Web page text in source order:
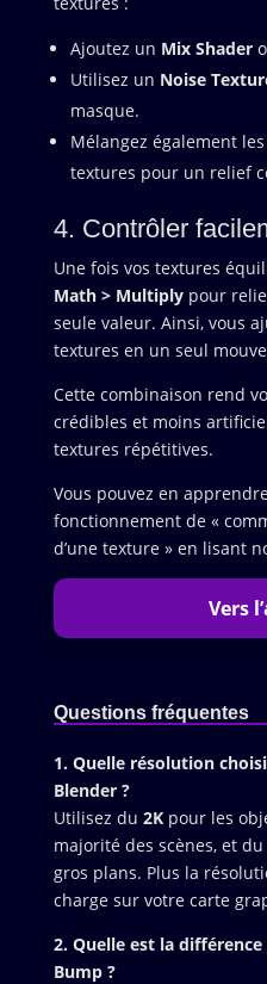
Ajoutez un Mix Shader
Utilisez un Noise
masque.
Mélangez également les
textures pour un relief
4. Contrôler
Une fois vos textures
Math > Multiplypour
seule valeur. Ainsi, vous
textures en un seul
Cette combinaison rend
crédibles et moins
textures répétitives.
Vous pouvez en
fonctionnement de «
d’une texture » en lisant
Vers
Questions fréquentes
1. Quelle résolution
Blender ?
Utilisez du 2Kpour les
majorité des scènes, et du
gros plans. Plus la
charge sur votre carte
2. Quelle est la
Bump ?